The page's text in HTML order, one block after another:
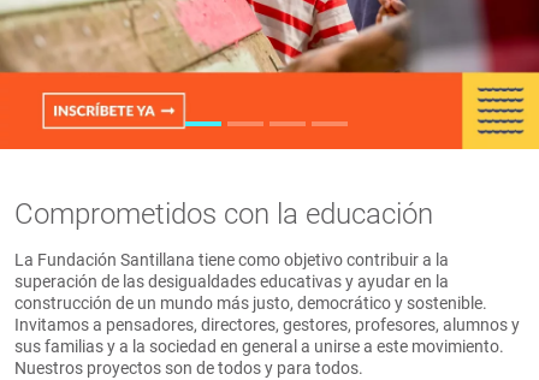
PT
Comprometidos con la educación
La Fundación Santillana tiene como objetivo contribuir a la
superación de las desigualdades educativas y ayudar en la
construcción de un mundo más justo, democrático y sostenible.
Invitamos a pensadores, directores, gestores, profesores, alumnos y
sus familias y a la sociedad en general a unirse a este movimiento.
Nuestros proyectos son de todos y para todos.